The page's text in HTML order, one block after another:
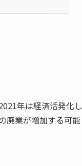
年は経済活発化し
廃業が増加する可能